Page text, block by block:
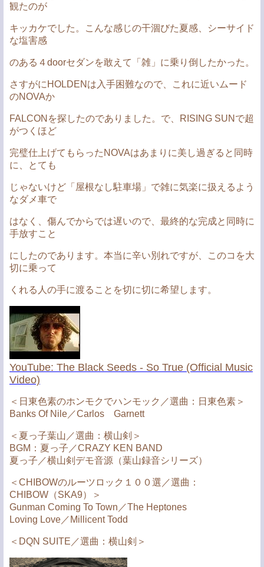
観たのが
キッカケでした。こんな感じの干涸びた夏感、シーサイド
な塩害感
のある４doorセダンを敢えて「雑」に乗り倒したかった。
さすがにHOLDENは入手困難なので、これに近いムード
のNOVAか
FALCONを探したのでありました。で、RISING SUNで超
がつくほど
完璧仕上げてもらったNOVAはあまりに美し過ぎると同時
に、とても
じゃないけど「屋根なし駐車場」で雑に気楽に扱えるよう
なダメ車で
はなく、傷んでからでは遅いので、最終的な完成と同時に
手放すこと
にしたのであります。本当に辛い別れですが、このコを大
切に乗って
くれる人の手に渡ることを切に切に希望します。
YouTube: The Black Seeds - So True (Official Music
Video)
＜日東色素のホンモクでハンモック／選曲：日東色素＞
Banks Of Nile／Carlos Garnett
＜夏っ子葉山／選曲：横山剣＞
BGM：夏っ子／CRAZY KEN BAND
夏っ子／横山剣デモ音源（葉山録音シリーズ）
＜CHIBOWのルーツロック１００選／選曲：
CHIBOW（SKA9）＞
Gunman Coming To Town／The Heptones
Loving Love／Millicent Todd
＜DQN SUITE／選曲：横山剣＞